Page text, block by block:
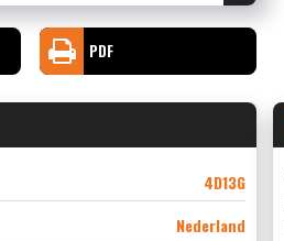
PDF
4D13G
Nederland